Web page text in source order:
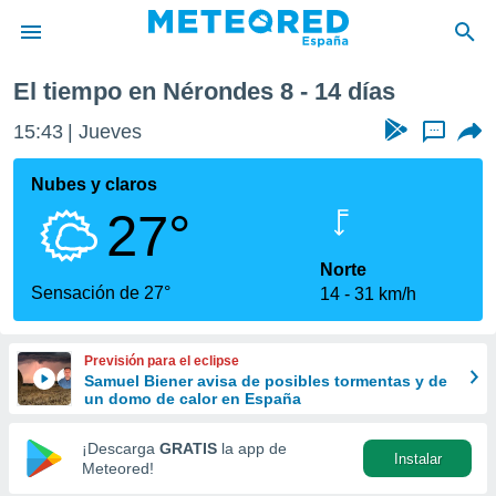
de
por
que se
calidad.
a este
las
y
forma
digital
basada
El tiempo en Nérondes 8 - 14 días
15:43 Jueves ...
Nubes y claros
27°
Sensación de 27°
Norte
14
31 km/h
Previsión para el eclipse
Samuel Biener avisa de posibles tormentas y de
un domo de calor en España
¡Descarga GRATIS la app de
Meteored!
Instalar